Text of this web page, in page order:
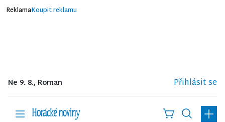
ReklamaKoupit reklamu
Ne 9. 8., Roman Přihlásit se